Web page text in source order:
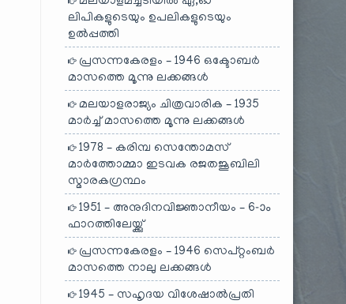
ലിപികളുടെയും ഉപലികളുടെയും
ഉൽപ്പത്തി
പ്രസന്നകേരളം – 1946 ഒക്ടോബർ
മാസത്തെ മൂന്നു ലക്കങ്ങൾ
മലയാളരാജ്യം ചിത്രവാരിക – 1935
മാർച്ച് മാസത്തെ മൂന്നു ലക്കങ്ങൾ
1978 – കരിമ്പ സെന്തോമസ്
മാർത്തോമ്മാ ഇടവക രജതജൂബിലി
സ്മാരകഗ്രന്ഥം
1951 – അനുദിനവിജ്ഞാനീയം – 6-ാം
ഫാറത്തിലേയ്ക്കു്
പ്രസന്നകേരളം – 1946 സെപ്റ്റംബർ
മാസത്തെ നാലു ലക്കങ്ങൾ
1945 – സഹൃദയ വിശേഷാൽപ്രതി